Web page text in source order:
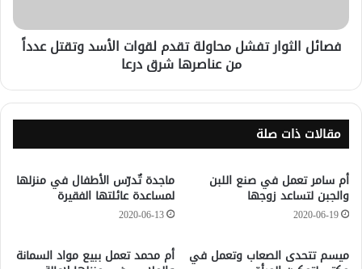
فصائل الثوار تفشل محاولة تقدم لقوات الأسد وتقتل عدداً
من عناصرها شرق درعا
مقالات ذات صلة
أم سامر تعمل في صنع اللبن
والجبن لتساعد زوجها
2020-06-19
ماجدة تٌدرّس الأطفال في منزلها
لمساعدة عائلتها الفقيرة
2020-06-13
ميسم تتحدى الصعاب وتعمل في أم محمد تعمل ببيع مواد السمانة